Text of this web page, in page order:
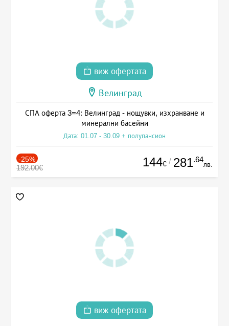
виж офертата
Велинград
СПА оферта 3=4: Велинград - нощувки, изхранване и
минерални басейни
Дата: 01.07 - 30.09 + полупансион
-25%
192.00€ 144€ / 281.64
лв.
виж офертата